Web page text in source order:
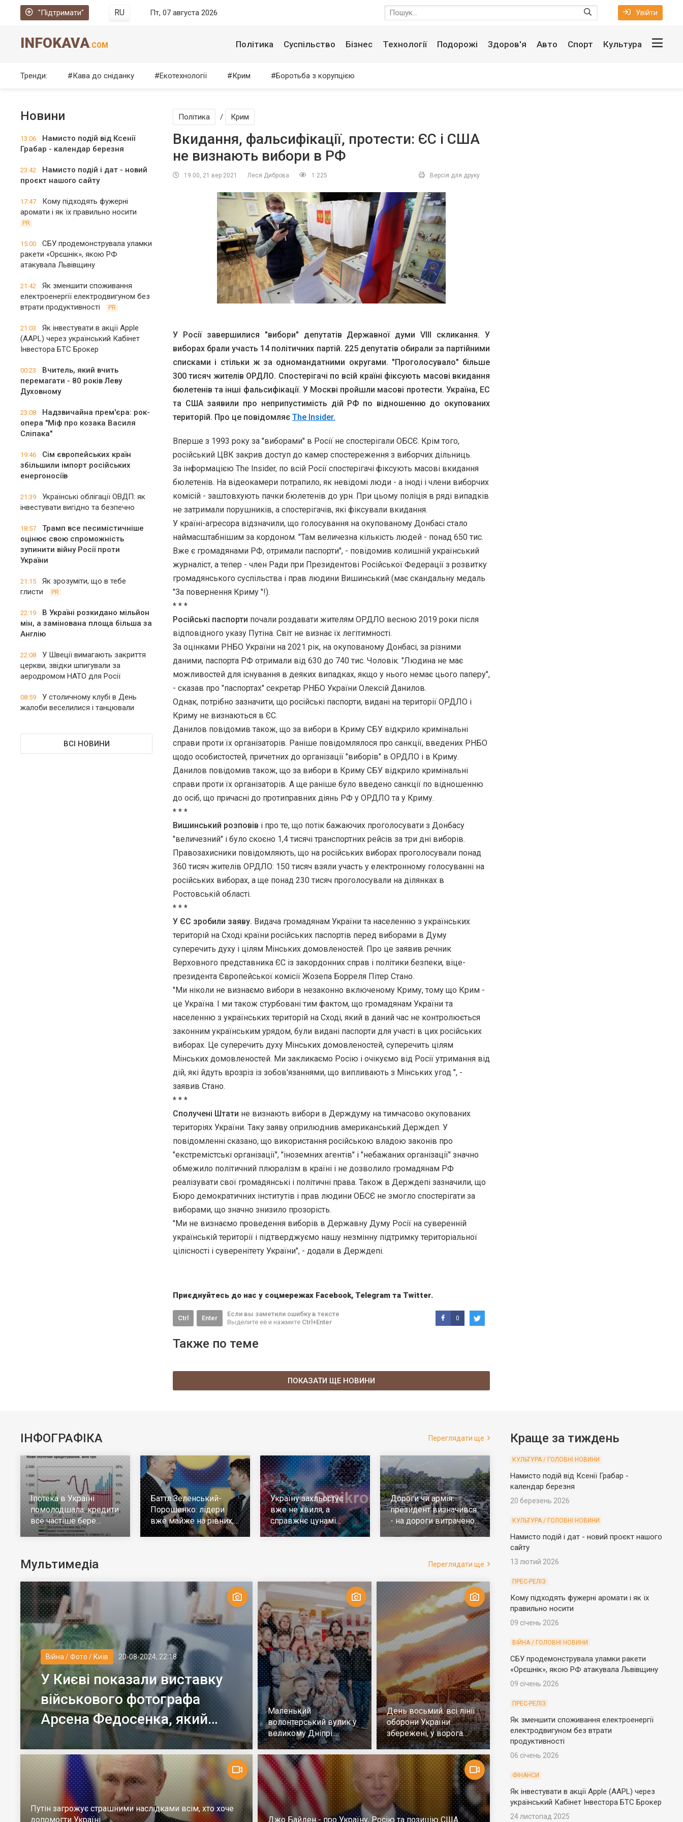
"Підтримати" RU Пт, 07 августа 2026 Увійти
INFOKAVA.COM Політика Суспільство Бізнес Технології Подорожі Здоров'я Авто Спорт Культура
Тренди: Кава до сніданку Екотехнології Крим Боротьба з корупцією
Новини
13:06
Намисто подій від Ксенії
Грабар - календар березня
23:42
Намисто подій і дат - новий
проєкт нашого сайту
17:47
Кому підходять фужерні
аромати і як їх правильно носити
PR
15:00
СБУ продемонструвала уламки
ракети «Орєшнік», якою РФ
атакувала Львівщину
21:42
Як зменшити споживання
електроенергії електродвигуном без
втрати продуктивності
PR
21:03
Як інвестувати в акції Apple
(AAPL) через український Кабінет
Інвестора БТС Брокер
00:23
Вчитель, який вчить
перемагати - 80 років Леву
Духовному
23:08
Надзвичайна прем'єра: рок-
опера "Міф про козака Василя
Сліпака"
19:46
Сім європейських країн
збільшили імпорт російських
енергоносіїв
21:39
Українські облігації ОВДП: як
інвестувати вигідно та безпечно
18:57
Трамп все песимістичніше
оцінює свою спроможність
зупинити війну Росії проти
України
21:15
Як зрозуміти, що в тебе
глисти
PR
22:19
В Україні розкидано мільйон
мін, а замінована площа більша за
Англію
22:08
У Швеції вимагають закриття
церкви, звідки шпигували за
аеродромом НАТО для Росії
08:59
У столичному клубі в День
жалоби веселилися і танцювали
ВСІ НОВИНИ
Політика / Крим
Вкидання, фальсифікації, протести: ЄС і США
не визнають вибори в РФ
19:00, 21 вер 2021 Леся Диброва 1 225 Версія для друку
У Росії завершилися "вибори" депутатів Державної думи VIII скликання. У
виборах брали участь 14 політичних партій. 225 депутатів обирали за партійними
списками і стільки ж за одномандатними округами. "Проголосувало" більше
300 тисяч жителів ОРДЛО. Спостерігачі по всій країні фіксують масові вкидання
бюлетенів та інші фальсифікації. У Москві пройшли масові протести. Україна, ЕС
та США заявили про неприпустимість дій РФ по відношенню до окупованих
територій. Про це повідомляє The Insider.
Вперше з 1993 року за "виборами" в Росії не спостерігали ОБСЄ. Крім того,
російський ЦВК закрив доступ до камер спостереження з виборчих дільниць.
За інформацією The Insider, по всій Росії спостерігачі фіксують масові вкидання
бюлетенів. На відеокамери потрапило, як невідомі люди - а іноді і члени виборчих
комісій - заштовхують пачки бюлетенів до урн. При цьому поліція в ряді випадків
не затримали порушників, а спостерігачів, які фіксували вкидання.
У країні-агресора відзначили, що голосування на окупованому Донбасі стало
наймасштабнішим за кордоном. "Там величезна кількість людей - понад 650 тис.
Вже є громадянами РФ, отримали паспорти", - повідомив колишній український
журналіст, а тепер - член Ради при Президентові Російської Федерації з розвитку
громадянського суспільства і прав людини Вишинський (має скандальну медаль
"За повернення Криму "!).
* * *
Російські паспорти почали роздавати жителям ОРДЛО весною 2019 роки після
відповідного указу Путіна. Світ не визнає їх легітимності.
За оцінками РНБО України на 2021 рік, на окупованому Донбасі, за різними
даними, паспорта РФ отримали від 630 до 740 тис. Чоловік. "Людина не має
можливостей для існування в деяких випадках, якщо у нього немає цього паперу",
- сказав про "паспортах" секретар РНБО України Олексій Данилов.
Однак, потрібно зазначити, що російські паспорти, видані на території ОРДЛО і
Криму не визнаються в ЄС.
Данилов повідомив також, що за вибори в Криму СБУ відкрило кримінальні
справи проти їх організаторів. Раніше повідомлялося про санкції, введених РНБО
щодо особистостей, причетних до організації "виборів" в ОРДЛО і в Криму.
Данилов повідомив також, що за вибори в Криму СБУ відкрило кримінальні
справи проти їх організаторів. А ще раніше було введено санкції по відношенню
до осіб, що причасні до протиправних діянь РФ у ОРДЛО та у Криму.
* * *
Вишинський розповів і про те, що потік бажаючих проголосувати з Донбасу
"величезний" і було скоєно 1,4 тисячі транспортних рейсів за три дні виборів.
Правозахисники повідомляють, що на російських виборах проголосували понад
360 тисяч жителів ОРДЛО: 150 тисяч взяли участь у електронному голосуванні на
російських виборах, а ще понад 230 тисяч проголосували на ділянках в
Ростовській області.
* * *
У ЄС зробили заяву. Видача громадянам України та населенню з українських
територій на Сході країни російських паспортів перед виборами в Думу
суперечить духу і цілям Мінських домовленостей. Про це заявив речник
Верховного представника ЄС із закордонних справ і політики безпеки, віце-
президента Європейської комісії Жозепа Борреля Пітер Стано.
"Ми ніколи не визнаємо вибори в незаконно включеному Криму, тому що Крим -
це Україна. І ми також стурбовані тим фактом, що громадянам України та
населенню з українських територій на Сході, який в даний час не контролюється
законним українським урядом, були видані паспорти для участі в цих російських
виборах. Це суперечить духу Мінських домовленостей, суперечить цілям
Мінських домовленостей. Ми закликаємо Росію і очікуємо від Росії утримання від
дій, які йдуть врозріз із зобов'язаннями, що випливають з Мінських угод ", -
заявив Стано.
* * *
Сполучені Штати не визнають вибори в Держдуму на тимчасово окупованих
територіях України. Таку заяву оприлюднив американський Держдеп. У
повідомленні сказано, що використання російською владою законів про
"екстремістські організації", "іноземних агентів" і "небажаних організації" значно
обмежило політичний плюралізм в країні і не дозволило громадянам РФ
реалізувати свої громадянські і політичні права. Також в Держдепі зазначили, що
Бюро демократичних інститутів і прав людини ОБСЄ не змогло спостерігати за
виборами, що значно знизило прозорість.
"Ми не визнаємо проведення виборів в Державну Думу Росії на суверенній
українській території і підтверджуємо нашу незмінну підтримку територіальної
цілісності і суверенітету України", - додали в Держдепі.
Приєднуйтесь до нас у соцмережах Facebook, Telegram та Twitter.
Ctrl Enter
Если вы заметили ошибку в тексте
Выделите её и нажмите Ctrl+Enter 0
Также по теме
ПОКАЗАТИ ЩЕ НОВИНИ
ІНФОГРАФІКА Переглядати ще
Іпотека в Україні
помолодшала: кредити
все частіше бере
молодь до 30 років
Баттл Зеленський-
Порошенко: лідери
вже майже на рівних,
але багато тих, хто не
Україну захльостує
вже не хвиля, а
справжнє цунамі
ковіда. Що робити
Дороги чи армія:
президент визначився
- на дороги витрачено
у 10 разів більше
Мультимедіа Переглядати ще
Війна / Фото / Київ 20-08-2024, 22:18
У Києві показали виставку
військового фотографа
Арсена Федосенка, який
загинув на війні
Маленький
волонтерський вулик у
великому Дніпрі.
Репортаж
День восьмий: всі лінії
оборони України
збережені, у ворога
немає успіху
Путін загрожує страшними наслідками всім, хто хоче
допомогти Україні
Джо Байден - про Україну, Росію та позицію США
Краще за тиждень
КУЛЬТУРА / ГОЛОВНІ НОВИНИ
Намисто подій від Ксенії Грабар -
календар березня
20 березень 2026
КУЛЬТУРА / ГОЛОВНІ НОВИНИ
Намисто подій і дат - новий проєкт нашого
сайту
13 лютий 2026
ПРЕС-РЕЛІЗ
Кому підходять фужерні аромати і як їх
правильно носити
09 січень 2026
ВІЙНА / ГОЛОВНІ НОВИНИ
СБУ продемонструвала уламки ракети
«Орєшнік», якою РФ атакувала Львівщину
09 січень 2026
ПРЕС-РЕЛІЗ
Як зменшити споживання електроенергії
електродвигуном без втрати
продуктивності
06 січень 2026
ФІНАНСИ
Як інвестувати в акції Apple (AAPL) через
український Кабінет Інвестора БТС Брокер
24 листопад 2025